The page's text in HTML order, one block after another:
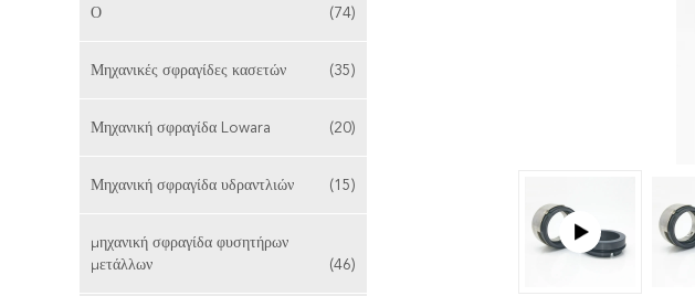
Ο
(74)
Μηχανικές σφραγίδες κασετών (35)
Μηχανική σφραγίδα Lowara (20)
Μηχανική σφραγίδα υδραντλιών (15)
μηχανική σφραγίδα φυσητήρων
μετάλλων
(46)